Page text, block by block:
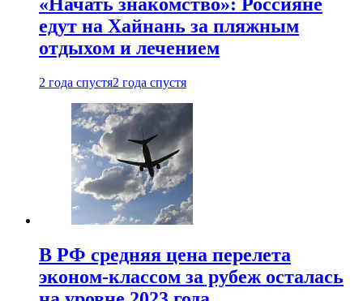
«Начать знакомство»: Россияне
едут на Хайнань за пляжным
отдыхом и лечением
2 года спустя2 года спустя
В РФ средняя цена перелета
эконом-классом за рубеж осталась